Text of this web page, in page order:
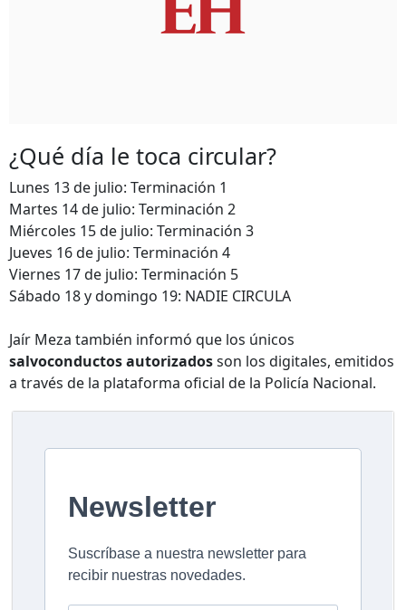
¿Qué día le toca circular?
Lunes 13 de julio: Terminación 1
Martes 14 de julio: Terminación 2
Miércoles 15 de julio: Terminación 3
Jueves 16 de julio: Terminación 4
Viernes 17 de julio: Terminación 5
Sábado 18 y domingo 19: NADIE CIRCULA
Jaír Meza también informó que los únicos
salvoconductos autorizadosson los digitales, emitidos
a través de la plataforma oficial de la Policía Nacional.